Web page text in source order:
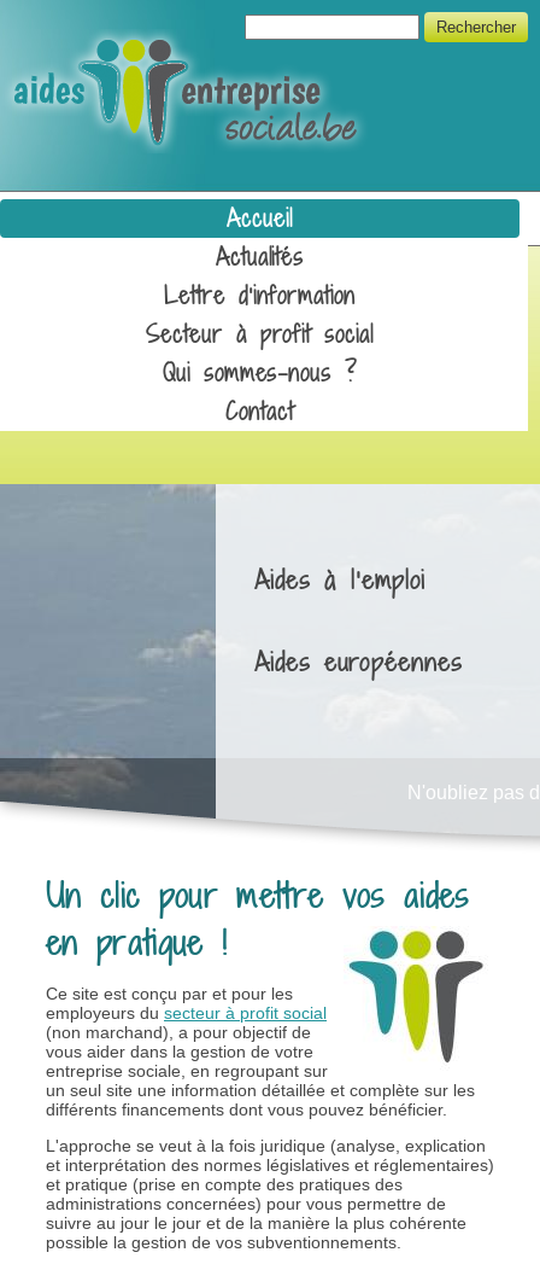
Unipso
Formulaire de recherche
Rechercher
Accueil
Actualités
Lettre d'information
Secteur à profit social
Qui sommes-nous ?
Contact
N'oubliez pas
Aides à l'emploi
Aides européennes
Un clic pour mettre vos aides
en pratique !
Ce site est conçu par et pour les
employeurs du secteur à profit social
(non marchand), a pour objectif de
vous aider dans la gestion de votre
entreprise sociale, en regroupant sur
un seul site une information détaillée et complète sur les
différents financements dont vous pouvez bénéficier.
L'approche se veut à la fois juridique (analyse, explication
et interprétation des normes législatives et réglementaires)
et pratique (prise en compte des pratiques des
administrations concernées) pour vous permettre de
suivre au jour le jour et de la manière la plus cohérente
possible la gestion de vos subventionnements.